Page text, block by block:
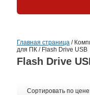
Главная страница /
для ПК / Flash Drive USB
Flash Drive
Сортировать по